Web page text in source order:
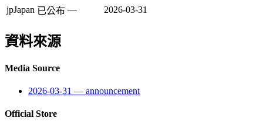
jpJapan 已公布 — 2026-03-31
資料來源
Media Source
2026-03-31 — announcement
Official Store